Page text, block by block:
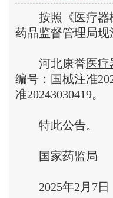
按照《医疗器械
药品监督管理局
河北康誉医疗
编号：国械注准
准20243030419。
特此公告。
国家药监局
2025年2月7日